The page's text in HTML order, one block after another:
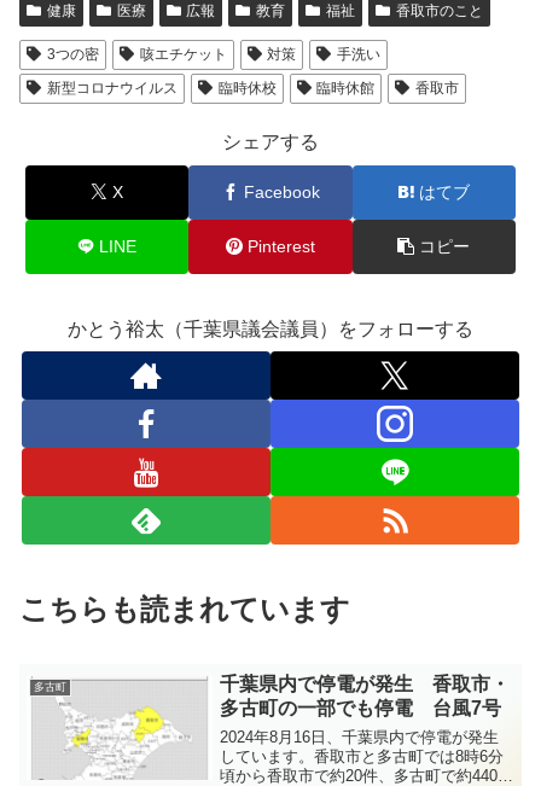
健康 医療 広報 教育 福祉 香取市のこと
3つの密 咳エチケット 対策
手洗い
新型コロナウイルス
臨時休校 臨時休館 香取市
シェアする
X Facebook はてブ
LINE Pinterest コピー
かとう裕太（千葉県議会議員）をフォローする
こちらも読まれています
多古町
千葉県内で停電が発生 香取市・
多古町の一部でも停電 台風7号
2024年8月16日、千葉県内で停電が発生
しています。香取市と多古町では8時6分
頃から香取市で約20件、多古町で約440件